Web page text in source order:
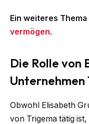
Ein weiteres
vermögen.
Die Rolle von
Unternehmen
Obwohl Elisabeth
von Trigema tätig